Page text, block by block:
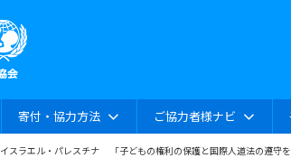
寄付・協力方法 ご協力者様ナビ
イスラエル・パレスチナ 「子どもの権利の保護と国際人道法の遵守